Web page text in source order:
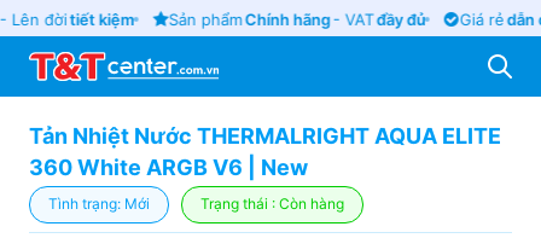
đờitiết kiệm Sản phẩmChính hãng- VATđầy đủ Giá rẻdẫn
Tản Nhiệt Nước THERMALRIGHT AQUA ELITE
360 White ARGB V6 | New
Tình trạng: Mới Trạng thái : Còn hàng